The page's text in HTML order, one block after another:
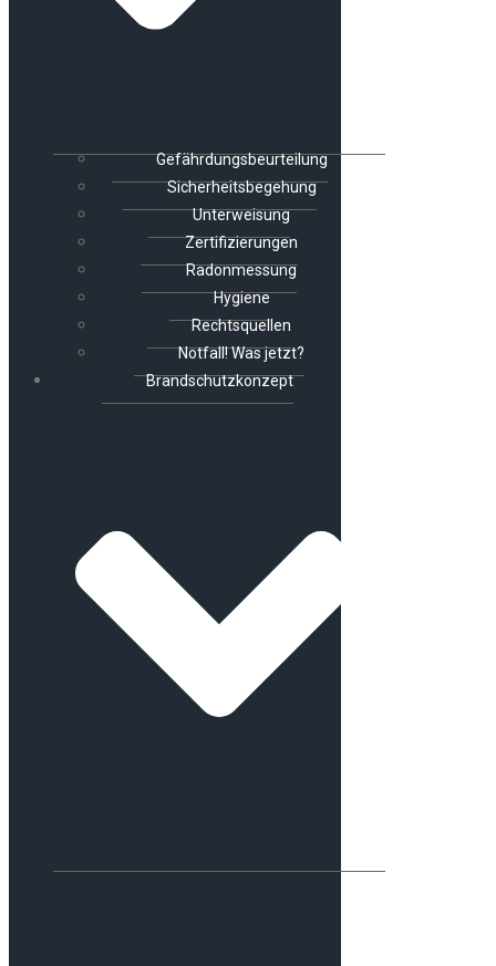
Gefährdungsbeurteilung
Sicherheitsbegehung
Unterweisung
Zertifizierungen
Radonmessung
Hygiene
Rechtsquellen
Notfall! Was jetzt?
Brandschutzkonzept